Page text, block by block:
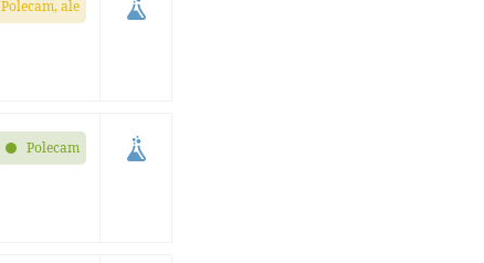
Polecam, ale
Polecam